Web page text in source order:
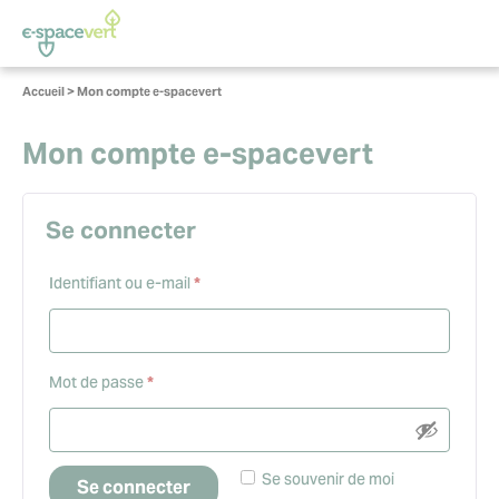
Panneau de gestion des cookies
Vous
Accueil>Mon compte e-spacevert
Mon compte e-spacevert
Se connecter
Identifiant ou e-mail *Obligatoire
Mot de passe*Obligatoire
Se souvenir de moi
Se connecter